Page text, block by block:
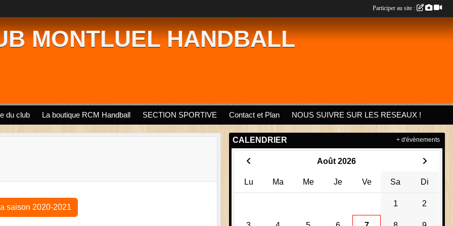
MONTLUEL HANDBALL
du club La boutique RCM Handball SECTION SPORTIVE Contact et Plan NOUS SUIVRE SUR LES RESEAUX !
saison 2020-2021
CALENDRIER
Août 2026
Lu Ma Me Je Ve Sa Di
1 2
+ d'évènements
Participer au site :